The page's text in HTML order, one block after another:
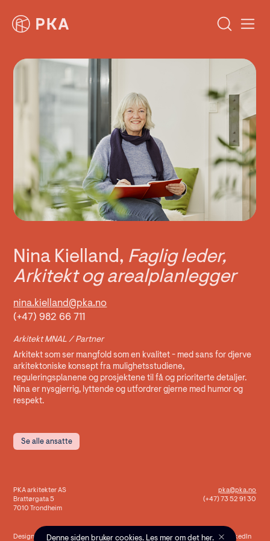
Nina Kielland, Faglig leder,
Arkitekt og arealplanlegger
nina.kielland@pka.no
(+47) 982 66 711
Arkitekt MNAL / Partner
Arkitekt som ser mangfold som en kvalitet - med sans for djerve
arkitektoniske konsept fra mulighetsstudiene,
reguleringsplanene og prosjektene til få og prioriterte detaljer.
Nina er nysgjerrig, lyttende og utfordrer gjerne med humor og
respekt.
Se alle ansatte
PKA arkitekter AS
Brattørgata 5
7010 Trondheim
pka@pka.no
(+47) 73 52 91 30
Design og kode av Skogen Facebook Instagram LinkedIn
Denne siden bruker cookies. Les mer om det her.